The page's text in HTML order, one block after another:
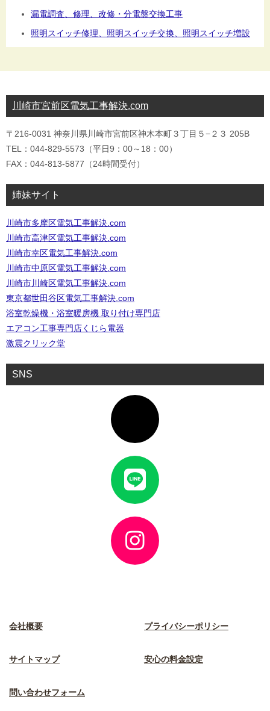
漏電調査、修理、改修・分電盤交換工事
照明スイッチ修理、照明スイッチ交換、照明スイッチ増設
川崎市宮前区電気工事解決.com
〒216-0031 神奈川県川崎市宮前区神木本町３丁目５−２３ 205B
TEL：044-829-5573（平日9：00～18：00）
FAX：044-813-5877（24時間受付）
姉妹サイト
川崎市多摩区電気工事解決.com
川崎市高津区電気工事解決.com
川崎市幸区電気工事解決.com
川崎市中原区電気工事解決.com
川崎市川崎区電気工事解決.com
東京都世田谷区電気工事解決.com
浴室乾燥機・浴室暖房機 取り付け専門店
エアコン工事専門店くじら電器
激震クリック堂
SNS
イ
コ
ン
リ
イ
コ
ン
リ
イ
コ
ン
リ
会社概要 プライバシーポリシー
サイトマップ 安心の料金設定
問い合わせフォーム